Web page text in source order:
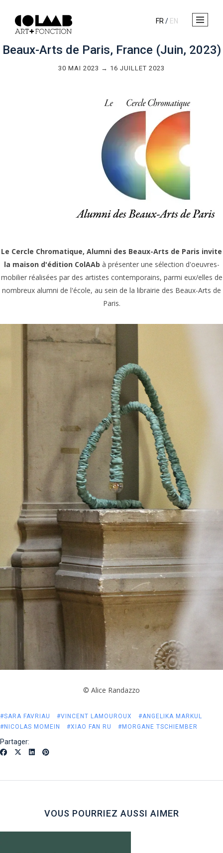
FR / EN
Beaux-Arts de Paris, France (Juin, 2023)
30 MAI 2023 → 16 JUILLET 2023
Le Cercle Chromatique, Alumni des Beaux-Arts de Paris invite
la maison d'édition ColAAb à présenter une sélection d'oeuvres-
mobilier réalisées par des artistes contemporains, parmi eux/elles de
nombreux alumni de l'école, au sein de la librairie des Beaux-Arts de
Paris.
© Alice Randazzo
#SARA FAVRIAU #VINCENT LAMOUROUX
#ANGELIKA MARKUL
#NICOLAS MOMEIN
#XIAO FAN RU #MORGANE TSCHIEMBER
Partager:
VOUS POURRIEZ AUSSI AIMER